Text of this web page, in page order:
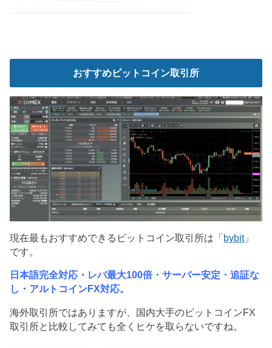
おすすめビットコイン取引所
現在最もおすすめできるビットコイン取引所は「 bybit」
です。
日本語完全対応・レバ最大100倍・サーバー安定・追証な
し・アルトコインFX対応。
海外取引所ではありますが、国内大手のビットコインFX
取引所と比較してみても全くヒケを取らないですね。